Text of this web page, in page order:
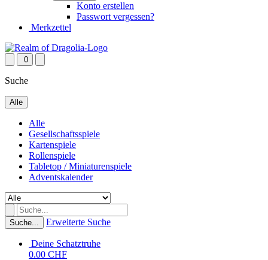
Konto erstellen
Passwort vergessen?
Merkzettel
0
Suche
Alle
Alle
Gesellschaftsspiele
Kartenspiele
Rollenspiele
Tabletop / Miniaturenspiele
Adventskalender
Suche... Erweiterte Suche
Deine Schatztruhe
0.00 CHF